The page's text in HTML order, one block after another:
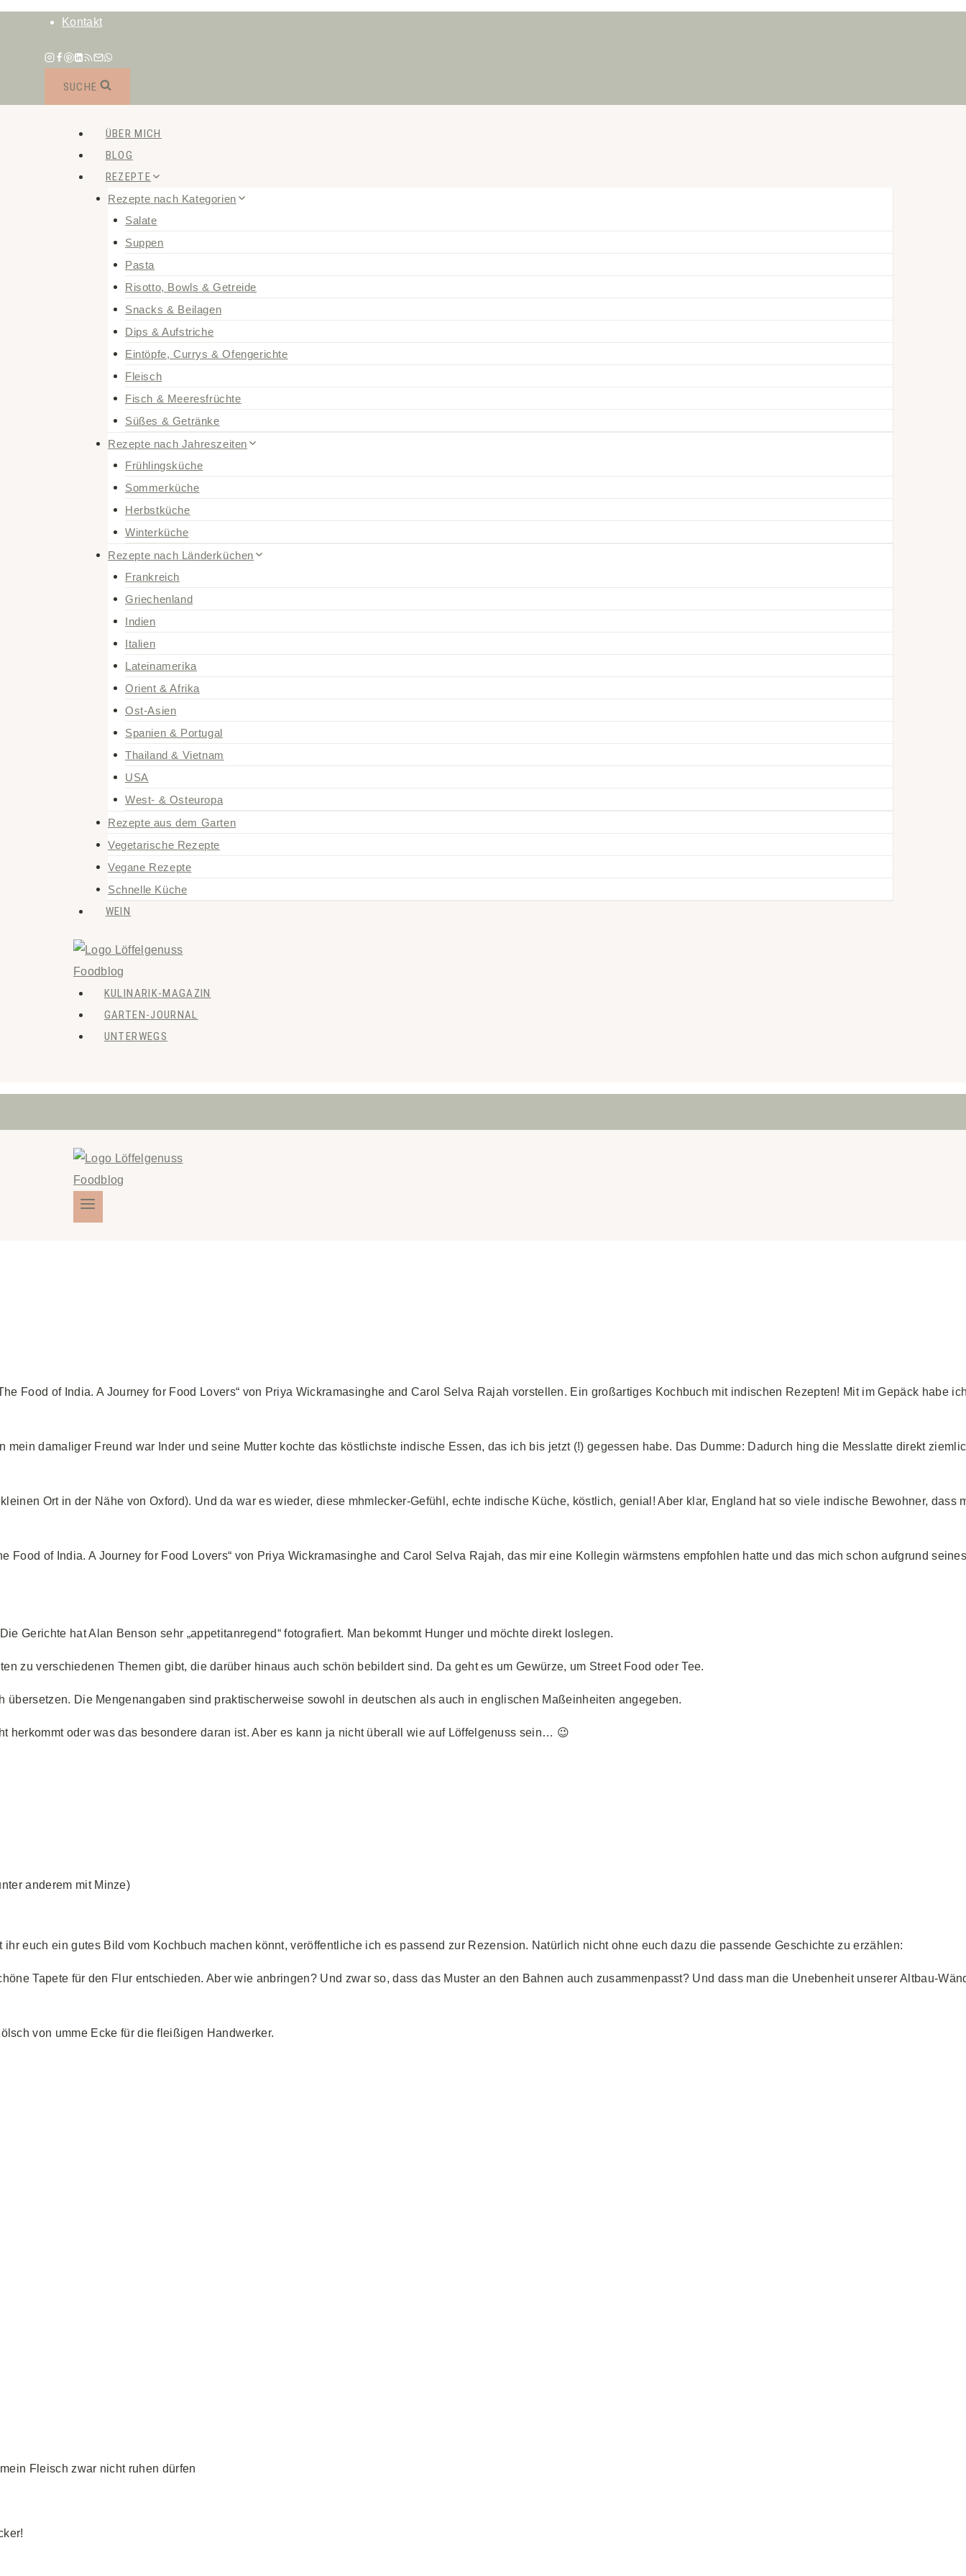
Zum
springen
Kontakt
SUCHE
ÜBER MICH
BLOG
REZEPTE
Rezepte nach Kategorien
Salate
Suppen
Pasta
Risotto, Bowls & Getreide
Snacks & Beilagen
Dips & Aufstriche
Eintöpfe, Currys & Ofengerichte
Fleisch
Fisch & Meeresfrüchte
Süßes & Getränke
Rezepte nach Jahreszeiten
Frühlingsküche
Sommerküche
Herbstküche
Winterküche
Rezepte nach Länderküchen
Frankreich
Griechenland
Indien
Italien
Lateinamerika
Orient & Afrika
Ost-Asien
Spanien & Portugal
Thailand & Vietnam
USA
West- & Osteuropa
Rezepte aus dem Garten
Vegetarische Rezepte
Vegane Rezepte
Schnelle Küche
WEIN
KULINARIK-MAGAZIN
GARTEN-JOURNAL
UNTERWEGS
Food of India. A Journey for Food Lovers“ von Priya Wickramasinghe and Carol Selva Rajah vorstellen. Ein großartiges Kochbuch mit indischen Rezepten! Mit im Gepäck habe
damaliger Freund war Inder und seine Mutter kochte das köstlichste indische Essen, das ich bis jetzt (!) gegessen habe. Das Dumme: Dadurch hing die Messlatte direkt
Ort in der Nähe von Oxford). Und da war es wieder, diese mhmlecker-Gefühl, echte indische Küche, köstlich, genial! Aber klar, England hat so viele indische Bewohner,
of India. A Journey for Food Lovers“ von Priya Wickramasinghe and Carol Selva Rajah, das mir eine Kollegin wärmstens empfohlen hatte und das mich schon aufgrund
hat Alan Benson sehr „appetitanregend“ fotografiert. Man bekommt Hunger und möchte direkt loslegen.
verschiedenen Themen gibt, die darüber hinaus auch schön bebildert sind. Da geht es um Gewürze, um Street Food oder Tee.
Die Mengenangaben sind praktischerweise sowohl in deutschen als auch in englischen Maßeinheiten angegeben.
oder was das besondere daran ist. Aber es kann ja nicht überall wie auf Löffelgenuss sein… 😉
anderem mit Minze)
euch ein gutes Bild vom Kochbuch machen könnt, veröffentliche ich es passend zur Rezension. Natürlich nicht ohne euch dazu die passende Geschichte zu erzählen:
Tapete für den Flur entschieden. Aber wie anbringen? Und zwar so, dass das Muster an den Bahnen auch zusammenpasst? Und dass man die Unebenheit unserer Altbau-
von umme Ecke für die fleißigen Handwerker.
Fleisch zwar nicht ruhen dürfen